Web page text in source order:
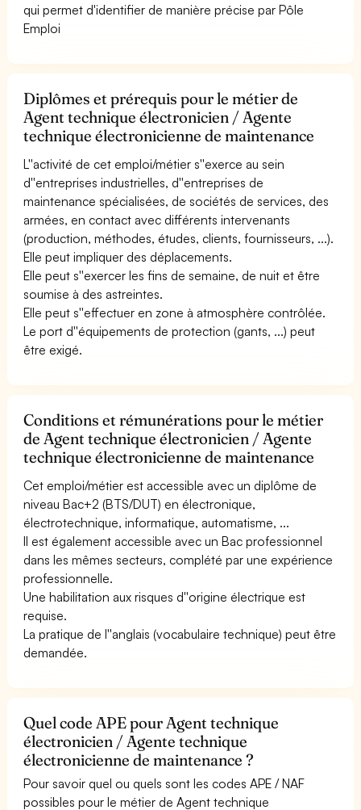
qui permet d'identifier de manière précise par Pôle
Emploi
Diplômes et prérequis pour le métier de
Agent technique électronicien / Agente
technique électronicienne de maintenance
L''activité de cet emploi/métier s''exerce au sein
d''entreprises industrielles, d''entreprises de
maintenance spécialisées, de sociétés de services, des
armées, en contact avec différents intervenants
(production, méthodes, études, clients, fournisseurs, ...).
Elle peut impliquer des déplacements.
Elle peut s''exercer les fins de semaine, de nuit et être
soumise à des astreintes.
Elle peut s''effectuer en zone à atmosphère contrôlée.
Le port d''équipements de protection (gants, ...) peut
être exigé.
Conditions et rémunérations pour le métier
de Agent technique électronicien / Agente
technique électronicienne de maintenance
Cet emploi/métier est accessible avec un diplôme de
niveau Bac+2 (BTS/DUT) en électronique,
électrotechnique, informatique, automatisme, ...
Il est également accessible avec un Bac professionnel
dans les mêmes secteurs, complété par une expérience
professionnelle.
Une habilitation aux risques d''origine électrique est
requise.
La pratique de l''anglais (vocabulaire technique) peut être
demandée.
Quel code APE pour Agent technique
électronicien / Agente technique
électronicienne de maintenance ?
Pour savoir quel ou quels sont les codes APE / NAF
possibles pour le métier de Agent technique